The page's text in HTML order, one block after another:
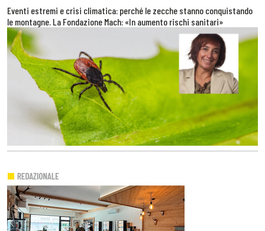
Eventi estremi e crisi climatica: perché le zecche stanno conquistando
le montagne. La Fondazione Mach: «In aumento rischi sanitari»